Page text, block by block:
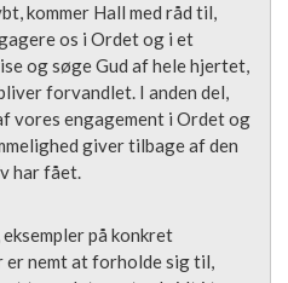
kommer Hall med råd til,
os i Ordet og i et
og søge Gud af hele hjertet,
forvandlet. I anden del,
vores engagement i Ordet og
giver tilbage af den
har fået.
på konkret
er nemt at forholde sig til,